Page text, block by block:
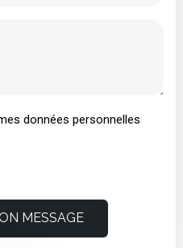
données personnelles
MESSAGE